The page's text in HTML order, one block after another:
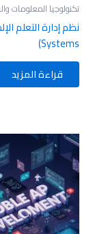
تكنولوجيا المعلومات
Systems)
قراءة المزيد